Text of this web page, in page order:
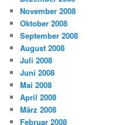
November 2008
Oktober 2008
September 2008
August 2008
Juli 2008
Juni 2008
Mai 2008
April 2008
März 2008
Februar 2008